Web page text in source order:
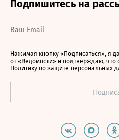
Нажимая кнопку «Подписаться», я
от «Ведомости» и подтверждаю,
Политику по защите персональных